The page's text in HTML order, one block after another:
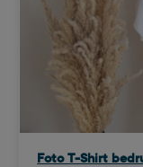
Foto T-Shirt